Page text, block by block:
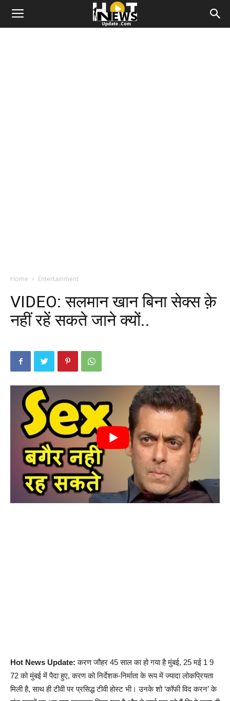
Home Entertainment
VIDEO: सलमान खान बिना सेक्स क़े
नहीं रहें सकते जाने क्यों..
Hot News Update: करण जौहर 45 साल का हो गया है मुंबई, 25 मई 1 9
72 को मुंबई में पैदा हुए, करण को निर्देशक-निर्माता के रूप में ज्यादा लोकप्रियता
मिली है, साथ ही टीवी पर प्रसिद्ध टीवी होस्ट भी। उनके शो ‘कॉफी विद करन’ के